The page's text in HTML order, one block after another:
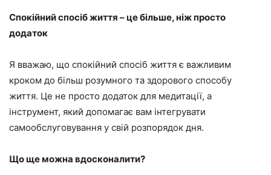
Спокійний спосіб життя – це більше, ніж просто
додаток
Я вважаю, що спокійний спосіб життя є важливим
кроком до більш розумного та здорового способу
життя. Це не просто додаток для медитації, а
інструмент, який допомагає вам інтегрувати
самообслуговування у свій розпорядок дня.
Що ще можна вдосконалити?